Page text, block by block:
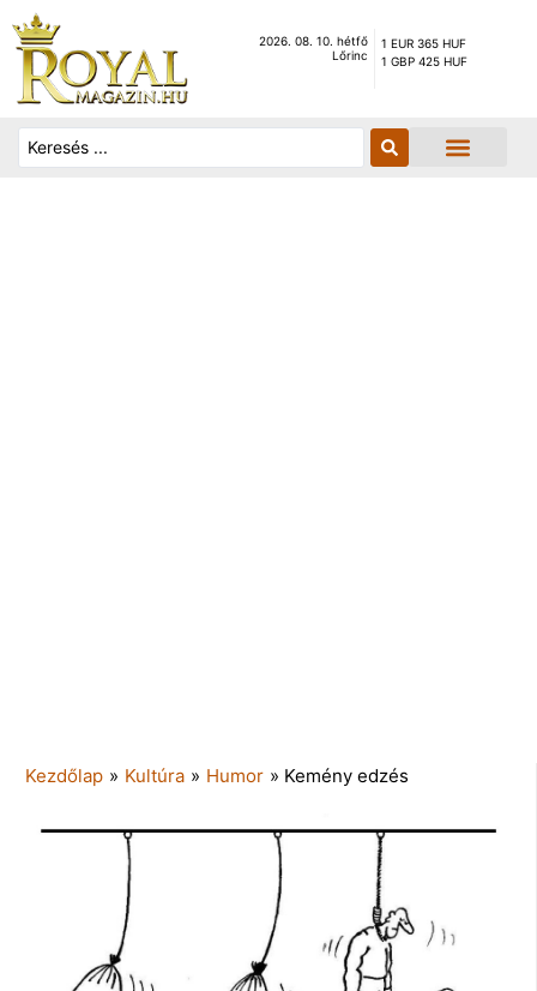
2026. 08. 10. hétfő
Lőrinc
1 EUR 365 HUF
1 GBP 425 HUF
Kezdőlap » Kultúra » Humor » Kemény edzés